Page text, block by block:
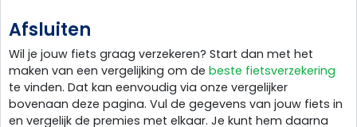
Afsluiten
Wil je jouw fiets graag verzekeren? Start dan met het
maken van een vergelijking om de beste fietsverzekering
te vinden. Dat kan eenvoudig via onze vergelijker
bovenaan deze pagina. Vul de gegevens van jouw fiets in
en vergelijk de premies met elkaar. Je kunt hem daarna